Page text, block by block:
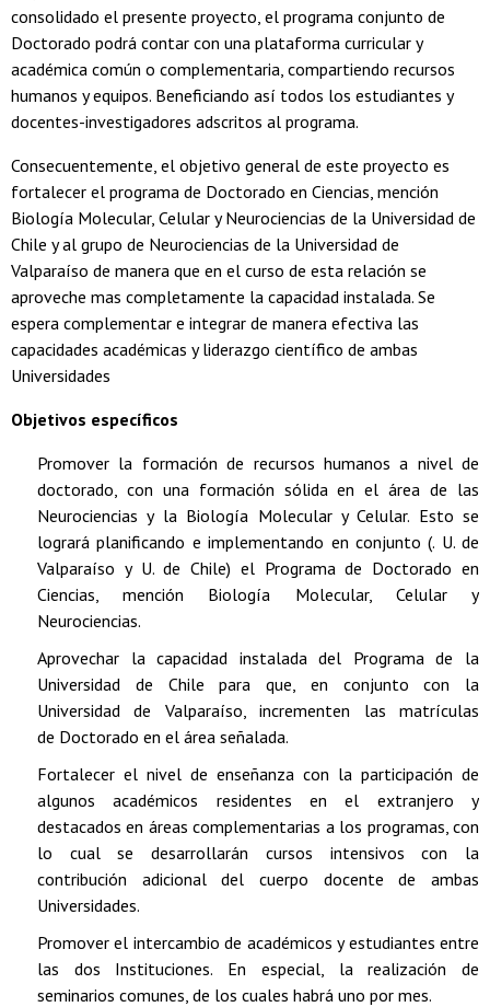
consolidado el presente proyecto, el programa conjunto de
Doctorado podrá contar con una plataforma curricular y
académica común o complementaria, compartiendo recursos
humanos y equipos. Beneficiando así todos los estudiantes y
docentes-investigadores adscritos al programa.
Consecuentemente, el objetivo general de este proyecto es
fortalecer el programa de Doctorado en Ciencias, mención
Biología Molecular, Celular y Neurociencias de la Universidad de
Chile y al grupo de Neurociencias de la Universidad de
Valparaíso de manera que en el curso de esta relación se
aproveche mas completamente la capacidad instalada. Se
espera complementar e integrar de manera efectiva las
capacidades académicas y liderazgo científico de ambas
Universidades
Objetivos específicos
Promover la formación de recursos humanos a nivel de
doctorado, con una formación sólida en el área de las
Neurociencias y la Biología Molecular y Celular. Esto se
logrará planificando e implementando en conjunto (. U. de
Valparaíso y U. de Chile) el Programa de Doctorado en
Ciencias, mención Biología Molecular, Celular y
Neurociencias.
Aprovechar la capacidad instalada del Programa de la
Universidad de Chile para que, en conjunto con la
Universidad de Valparaíso, incrementen las matrículas
de Doctorado en el área señalada.
Fortalecer el nivel de enseñanza con la participación de
algunos académicos residentes en el extranjero y
destacados en áreas complementarias a los programas, con
lo cual se desarrollarán cursos intensivos con la
contribución adicional del cuerpo docente de ambas
Universidades.
Promover el intercambio de académicos y estudiantes entre
las dos Instituciones. En especial, la realización de
seminarios comunes, de los cuales habrá uno por mes.